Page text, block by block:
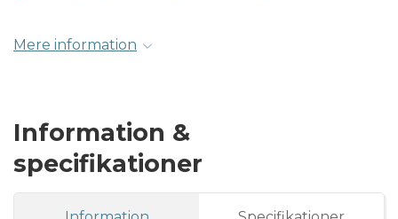
Mere information
Information &
specifikationer